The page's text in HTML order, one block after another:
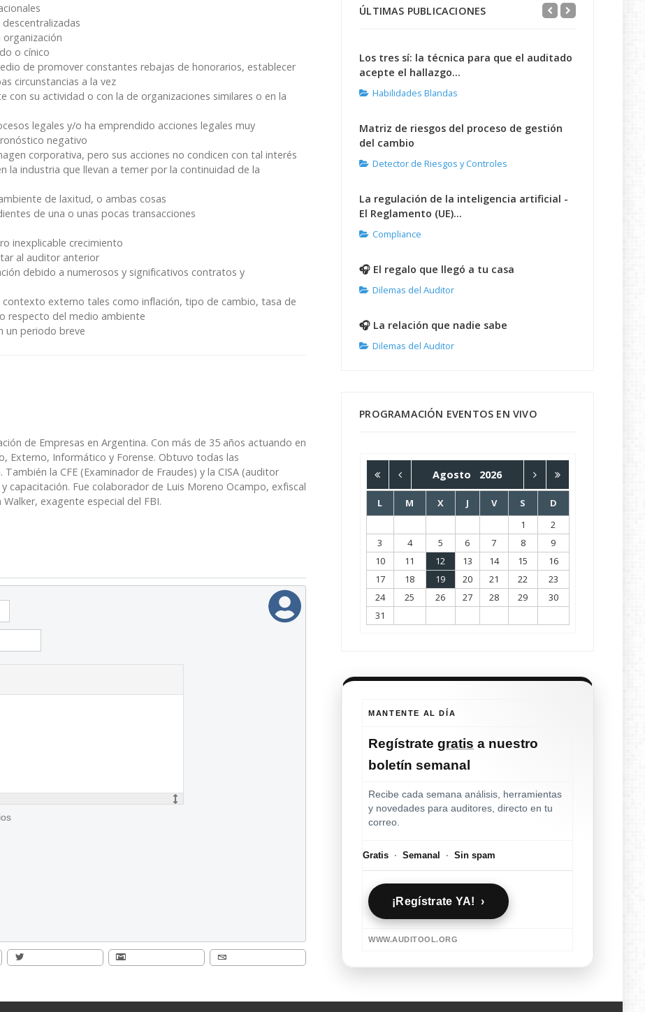
o cínico
de promover constantes rebajas de honorarios, establecer
circunstancias a la vez
con su actividad o con la de organizaciones similares o en la
legales y/o ha emprendido acciones legales muy
negativo
corporativa, pero sus acciones no condicen con tal interés
la industria que llevan a temer por la continuidad de la
de laxitud, o ambas cosas
de una o unas pocas transacciones
inexplicable crecimiento
al auditor anterior
debido a numerosos y significativos contratos y
contexto externo tales como inflación, tipo de cambio, tasa de
respecto del medio ambiente
un periodo breve
de Empresas en Argentina. Con más de 35 años actuando en
Externo, Informático y Forense. Obtuvo todas las
También la CFE (Examinador de Fraudes) y la CISA (auditor
capacitación. Fue colaborador de Luis Moreno Ocampo, exfiscal
exagente especial del FBI.
ÚLTIMAS PUBLICACIONES
Los tres sí: la técnica para que el auditado
acepte el hallazgo...
Habilidades Blandas
Matriz de riesgos del proceso de gestión
del cambio
Detector de Riesgos y Controles
La regulación de la inteligencia artificial -
El Reglamento (UE)...
Compliance
🎧 El regalo que llegó a tu casa
Dilemas del Auditor
🎧 La relación que nadie sabe
Dilemas del Auditor
PROGRAMACIÓN EVENTOS EN VIVO
Agosto 2026
L M X J V S
D
1
2
3
4 5 6 7 8
9
10
11 12 13 14 15
16
17
18 19 20 21 22
23
24
25 26 27 28 29
30
31
MANTENTE AL DÍA
Regístrategratis a nuestro
boletín semanal
Recibe cada semana análisis, herramientas
y novedades para auditores, directo en tu
correo.
Gratis · Semanal · Sin spam
¡Regístrate YA! ›
WWW.AUDITOOL.ORG